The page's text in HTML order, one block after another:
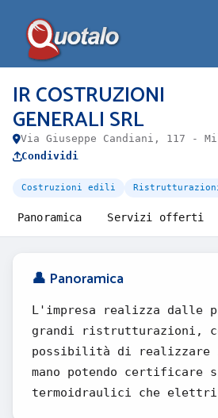
IR COSTRUZIONI
GENERALI SRL
Via Giuseppe Candiani, 117 -
Condividi
Costruzioni edili
Panoramica Servizi offerti
👤 Panoramica
L'impresa realizza dalle
grandi ristrutturazioni,
possibilità di
mano potendo certificare
termoidraulici che